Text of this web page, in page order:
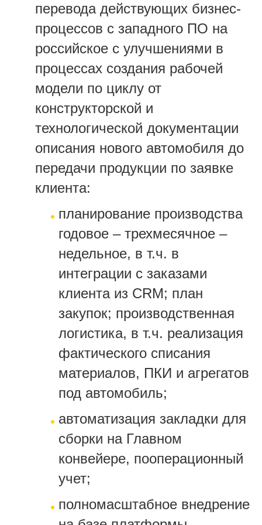
перевода действующих бизнес-
процессов с западного ПО на
российское с улучшениями в
процессах создания рабочей
модели по циклу от
конструкторской и
технологической документации
описания нового автомобиля до
передачи продукции по заявке
клиента:
планирование производства
годовое – трехмесячное –
недельное, в т.ч. в
интеграции с заказами
клиента из CRM; план
закупок; производственная
логистика, в т.ч. реализация
фактического списания
материалов, ПКИ и агрегатов
под автомобиль;
автоматизация закладки для
сборки на Главном
конвейере, пооперационный
учет;
полномасштабное внедрение